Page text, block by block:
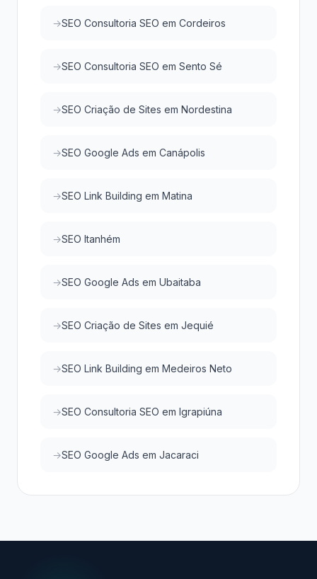
SEO Consultoria SEO em Cordeiros
SEO Consultoria SEO em Sento Sé
SEO Criação de Sites em Nordestina
SEO Google Ads em Canápolis
SEO Link Building em Matina
SEO Itanhém
SEO Google Ads em Ubaitaba
SEO Criação de Sites em Jequié
SEO Link Building em Medeiros Neto
SEO Consultoria SEO em Igrapiúna
SEO Google Ads em Jacaraci